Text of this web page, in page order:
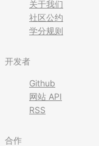
关于我们
社区公约
学分规则
开发者
Github
网站 API
RSS
合作